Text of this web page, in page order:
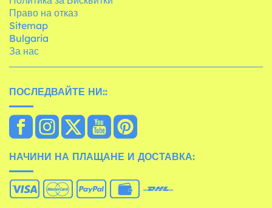
Право на отказ
Sitemap
Bulgaria
За нас
ПОСЛЕДВАЙТЕ НИ::
НАЧИНИ НА ПЛАЩАНЕ И ДОСТАВКА: